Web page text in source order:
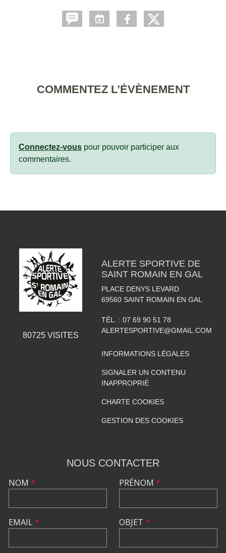
COMMENTEZ L’ÉVÈNEMENT
Connectez-vous pour pouvoir participer aux
commentaires.
80725VISITES
ALERTE SPORTIVE DE
SAINT ROMAIN EN GAL
PLACE DENYS LEVARD
69560 SAINT ROMAIN EN GAL
TÉL. : 07 69 90 51 78
ALERTESPORTIVE@GMAIL.COM
INFORMATIONS LÉGALES
SIGNALER UN CONTENU
INAPPROPRIÉ
CHARTE COOKIES
GESTION DES COOKIES
NOUS CONTACTER
NOM *
EMAIL*
PRÉNOM *
OBJET *